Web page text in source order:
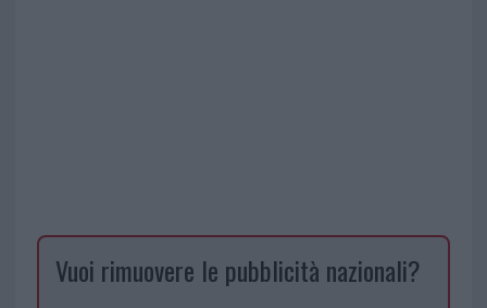
Vuoi rimuovere le pubblicità nazionali?